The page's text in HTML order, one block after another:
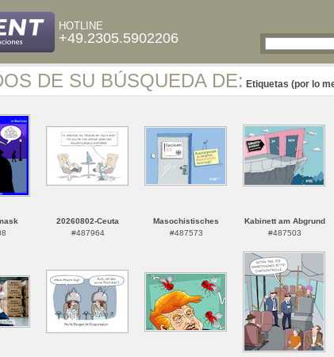
HOTLINE
+49.2305.5902206
DE SU BÚSQUEDA DE: Etiquetas (por lo
20260802-Ceuta
#487964
Masochistisches
#487573
Kabinett am Abgrund
#487503